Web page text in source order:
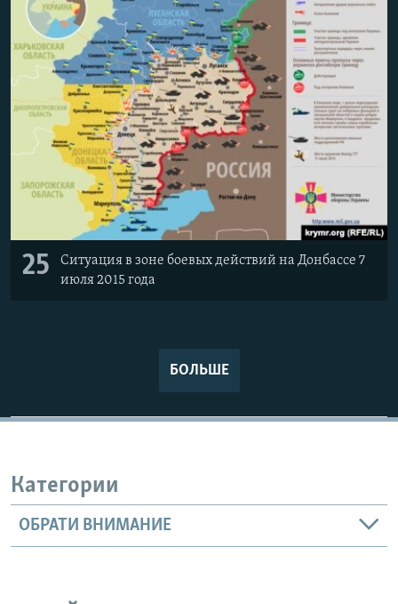
25
Ситуация в зоне боевых действий на Донбассе 7
июля 2015 года
БОЛЬШЕ
Категории
ОБРАТИ ВНИМАНИЕ